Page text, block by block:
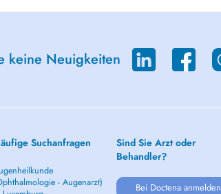
keine Neuigkeiten
Suchanfragen
- Augenarzt)
Sind Sie Arzt oder
Behandler?
Bei Doctena anmelden